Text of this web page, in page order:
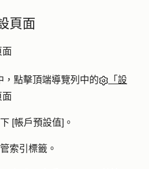
頁面
面
，點擊頂端導覽列中的
「設
面
[帳戶預設值] 。
索引標籤。